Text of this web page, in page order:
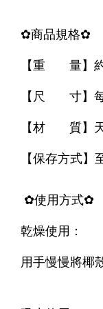
✿商品規格✿
【重 量】
【尺 寸】
【材 質】
【保存方式
✿使用方式✿
乾燥使用：
用手慢慢將椰